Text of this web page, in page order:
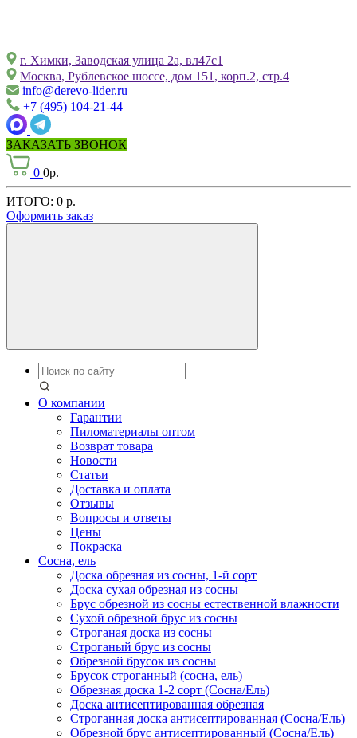
г. Химки, Заводская улица 2а, вл47с1
Москва, Рублевское шоссе, дом 151, корп.2, стр.4
info@derevo-lider.ru
+7 (495) 104-21-44
ЗАКАЗАТЬ ЗВОНОК
0 0р.
ИТОГО: 0 р.
Оформить заказ
О компании
Гарантии
Пиломатериалы оптом
Возврат товара
Новости
Статьи
Доставка и оплата
Отзывы
Вопросы и ответы
Цены
Покраска
Сосна, ель
Доска обрезная из сосны, 1-й сорт
Доска сухая обрезная из сосны
Брус обрезной из сосны естественной влажности
Сухой обрезной брус из сосны
Строганая доска из сосны
Строганый брус из сосны
Обрезной брусок из сосны
Брусок строганный (сосна, ель)
Обрезная доска 1-2 сорт (Сосна/Ель)
Доска антисептированная обрезная
Строганная доска антисептированная (Сосна/Ель)
Обрезной брус антисептированный (Сосна/Ель)